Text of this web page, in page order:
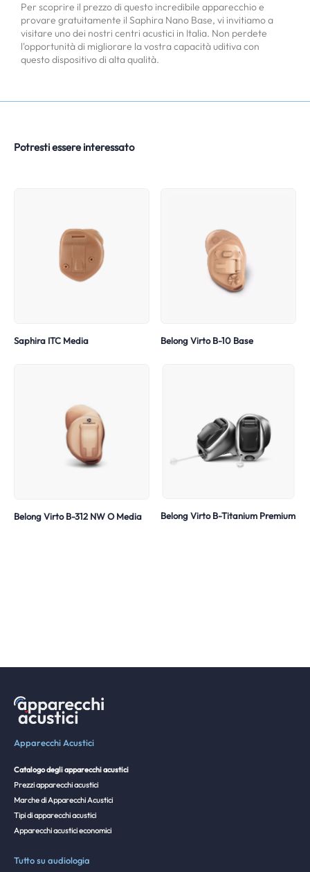
Per scoprire il prezzo di questo incredibile apparecchio e
provare gratuitamente il Saphira Nano Base, vi invitiamo a
visitare uno dei nostri centri acustici in Italia. Non perdete
l'opportunità di migliorare la vostra capacità uditiva con
questo dispositivo di alta qualità.
Potresti essere interessato
Saphira ITC Media Belong Virto B-10 Base
Belong Virto B-312 NW O Media Belong Virto B-Titanium Premium
Apparecchi Acustici
Catalogo degli apparecchi acustici
Prezzi apparecchi acustici
Marche di Apparecchi Acustici
Tipi di apparecchi acustici
Apparecchi acustici economici
Tutto su audiologia